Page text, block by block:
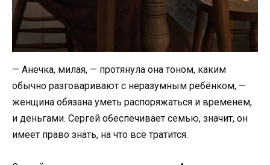
— Анечка, милая, — протянула она тоном, каким
обычно разговаривают с неразумным ребёнком, —
женщина обязана уметь распоряжаться и временем,
и деньгами. Сергей обеспечивает семью, значит, он
имеет право знать, на что всё тратится.